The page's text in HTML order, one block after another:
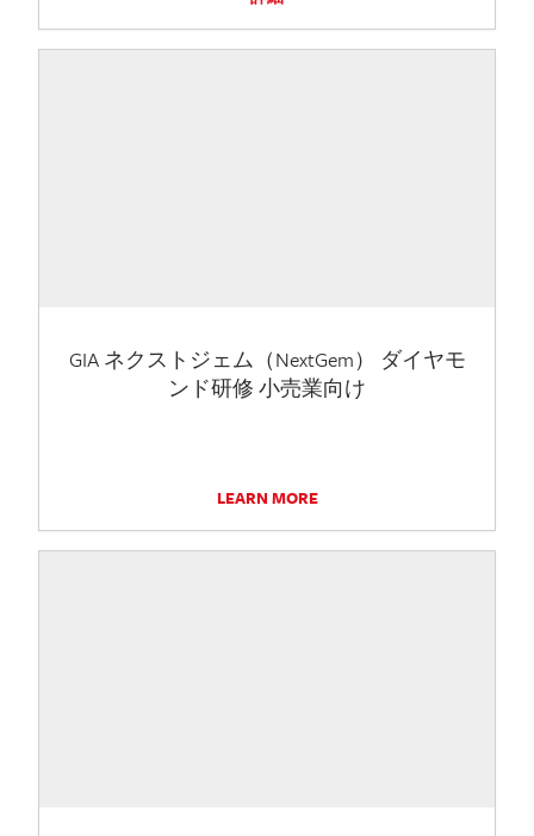
GIA ネクストジェム（NextGem） ダイヤモ
ンド研修 小売業向け
LEARN MORE